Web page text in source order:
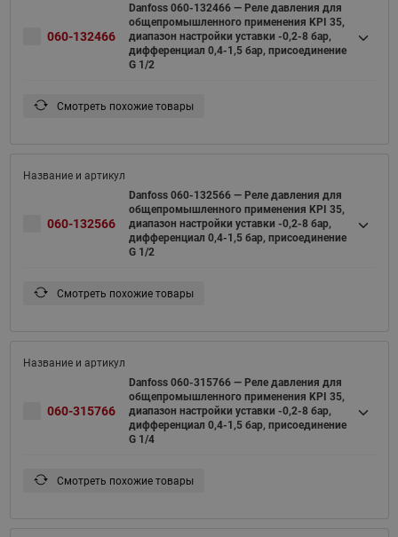
060-132466
Danfoss 060-132466 — Реле давления для
общепромышленного применения KPI 35,
диапазон настройки уставки -0,2-8 бар,
дифференциал 0,4-1,5 бар, присоединение
G 1/2
Смотреть похожие товары
060-132566
Danfoss 060-132566 — Реле давления для
общепромышленного применения KPI 35,
диапазон настройки уставки -0,2-8 бар,
дифференциал 0,4-1,5 бар, присоединение
G 1/2
Смотреть похожие товары
060-315766
Danfoss 060-315766 — Реле давления для
общепромышленного применения KPI 35,
диапазон настройки уставки -0,2-8 бар,
дифференциал 0,4-1,5 бар, присоединение
G 1/4
Смотреть похожие товары